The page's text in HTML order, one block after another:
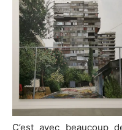
C’est avec beaucoup